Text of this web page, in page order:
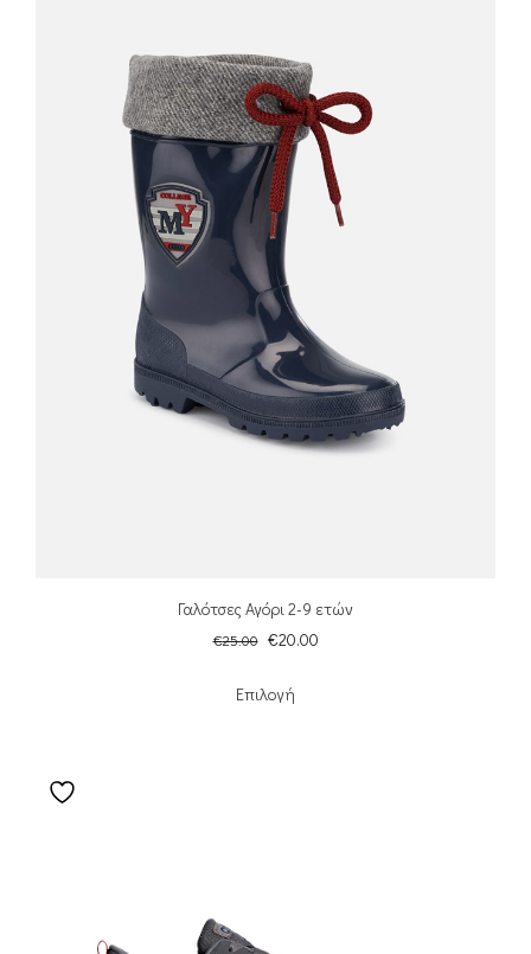
Γαλότσες Αγόρι 2-9 ετών
€25.00 €20.00
Επιλογή